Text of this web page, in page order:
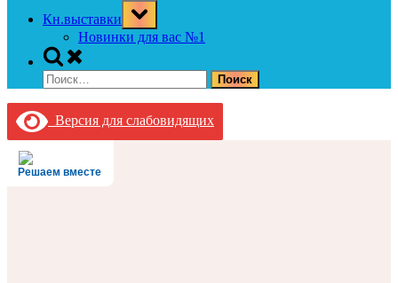
Кн.выставки
Toggle
sub-
menu
Новинки для вас №1
Toggle
search
form
Найти:
Версия для слабовидящих
Решаем вместе